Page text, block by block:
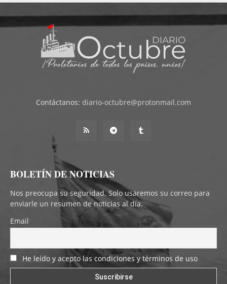
Contáctanos: diario-octubre@protonmail.com
BOLETÍN DE NOTICIAS
Nos preocupa su seguridad. Solo usaremos su correo para
enviarle un resumen de noticias al día.
Email
He leído y acepto las condiciones y términos de uso